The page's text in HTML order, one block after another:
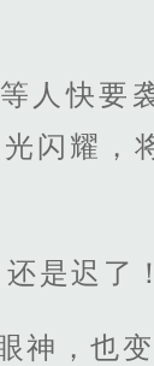
人快要
闪耀，
是迟了
神，也变